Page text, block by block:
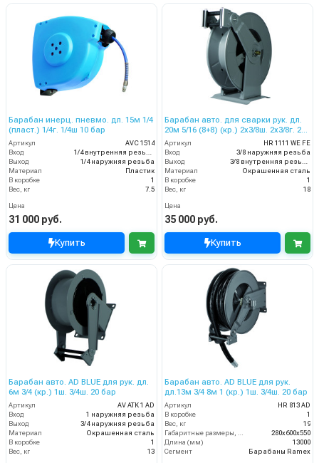
Барабан инерц. пневмо. дл. 15м 1/4
(пласт.) 1/4г. 1/4ш 10 бар
Артикул
AVC 1514
Вход
1/4 внутренняя резьба
Выход
1/4 наружняя резьба
Материал
Пластик
В коробке
1
Вес, кг
7.5
Цена
31 000 руб.
Купить
Барабан авто. для сварки рук. дл.
20м 5/16 (8+8) (кр.) 2x3/8ш. 2x3/8г. 20
бар
Артикул
HR 1111 WE FE
Вход
3/8 наружняя резьба
Выход
3/8 внутренняя резьба
Материал
Окрашенная сталь
В коробке
1
Вес, кг
18
Цена
35 000 руб.
Купить
Барабан авто. AD BLUE для рук. дл.
6м 3/4 (кр.) 1ш. 3/4ш. 20 бар
Артикул
AV ATK 1 AD
Вход
1 наружняя резьба
Выход
3/4 наружняя резьба
Материал
Окрашенная сталь
В коробке
1
Вес, кг
13
Барабан авто. AD BLUE для рук.
дл.13м 3/4 8м 1 (кр.) 1ш. 3/4ш. 20 бар
Артикул
HR 813 AD
В коробке
1
Вес, кг
19
Габаритные размеры, мм
280x600x550
Длина (мм)
13000
Сегмент
Барабаны Ramex